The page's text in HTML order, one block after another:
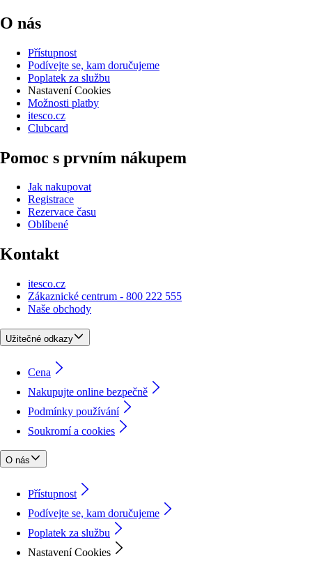
O nás
Přístupnost
Podívejte se, kam doručujeme
Poplatek za službu
Nastavení Cookies
Možnosti platby
itesco.cz
Clubcard
Pomoc s prvním nákupem
Jak nakupovat
Registrace
Rezervace času
Oblíbené
Kontakt
itesco.cz
Zákaznické centrum - 800 222 555
Naše obchody
Užitečné odkazy
Cena
Nakupujte online bezpečně
Podmínky používání
Soukromí a cookies
O nás
Přístupnost
Podívejte se, kam doručujeme
Poplatek za službu
Nastavení Cookies